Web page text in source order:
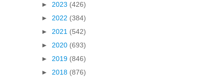
► 2023 (426)
► 2022 (384)
► 2021 (542)
► 2020 (693)
► 2019 (846)
► 2018 (876)